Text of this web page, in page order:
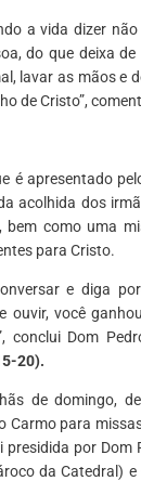
a vida dizer
do que deixa
lavar as mãos e
de Cristo”,
é apresentado
acolhida dos
bem como uma
para Cristo.
e diga
ouvir, você
conclui Dom
20).
de domingo,
Carmo para
por Dom
da Catedral) e